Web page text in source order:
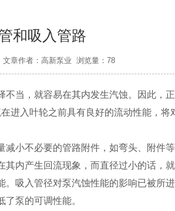
和吸入管路
章作者：高新泵业 浏览量：78
当，就容易在其内发生汽蚀。因此，
进入叶轮之前具有良好的流动性能，将
小不必要的管路附件，如弯头、附件等
内产生回流现象，而直径过小的话，
吸入管径对泵汽蚀性能的影响已被所
泵的可调性能。